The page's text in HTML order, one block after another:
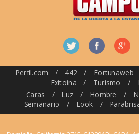
Perfil.com / 442 / Fortunaweb
Exitoína
/ Turismo /
Caras
/ Luz / Hombre /
Semanario
/ Look /